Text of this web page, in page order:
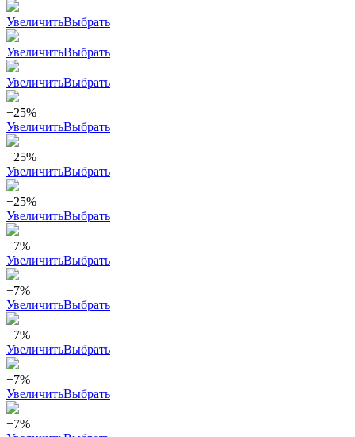
УвеличитьВыбрать
УвеличитьВыбрать
УвеличитьВыбрать
+25%
УвеличитьВыбрать
+25%
УвеличитьВыбрать
+25%
УвеличитьВыбрать
+7%
УвеличитьВыбрать
+7%
УвеличитьВыбрать
+7%
УвеличитьВыбрать
+7%
УвеличитьВыбрать
+7%